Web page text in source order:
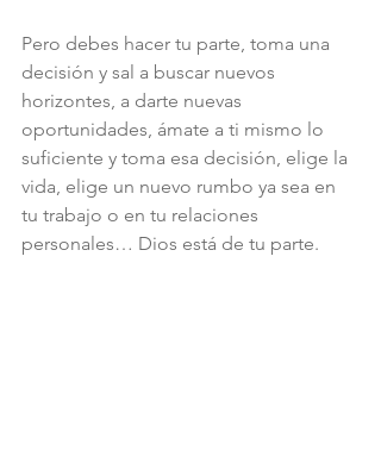
Pero debes hacer tu parte, toma una
decisión y sal a buscar nuevos
horizontes, a darte nuevas
oportunidades, ámate a ti mismo lo
suficiente y toma esa decisión, elige la
vida, elige un nuevo rumbo ya sea en
tu trabajo o en tu relaciones
personales… Dios está de tu parte.